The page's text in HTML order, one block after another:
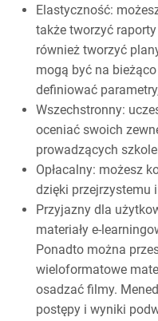
Elastyczność:
także tworzyć
również tworzyć
mogą być na
definiować
Wszechstronny:
oceniać swoich
prowadzących
Opłacalny: możesz
dzięki przejrzystemu
Przyjazny dla
materiały e-
Ponadto można
wieloformatowe
osadzać filmy.
postępy i wyniki